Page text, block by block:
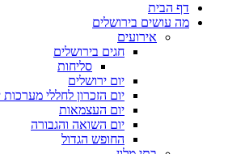
דף הבית
מה עושים בירושלים
אירועים
חגים בירושלים
סליחות
יום ירושלים
יום הזכרון לחללי
יום העצמאות
יום השואה והגבורה
החופש הגדול